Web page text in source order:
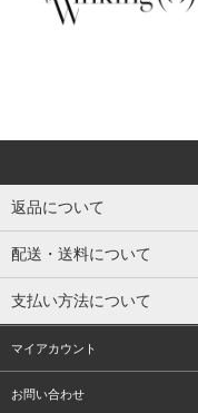
返品について
配送・送料について
支払い方法について
マイアカウント
お問い合わせ